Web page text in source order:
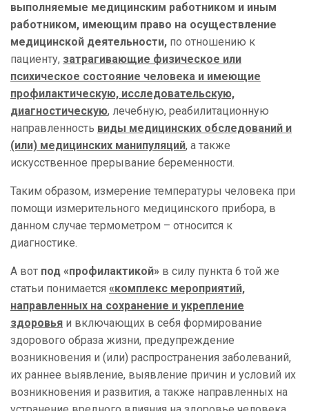
выполняемые медицинским работником и иным
работником, имеющим право на осуществление
медицинской деятельности, по отношению к
пациенту, затрагивающие физическое или
психическое состояние человека и имеющие
профилактическую, исследовательскую,
диагностическую, лечебную, реабилитационную
направленность виды медицинских обследований и
(или) медицинских манипуляций, а также
искусственное прерывание беременности.
Таким образом, измерение температуры человека при
помощи измерительного медицинского прибора, в
данном случае термометром – относится к
диагностике.
А вот под «профилактикой» в силу пункта 6 той же
статьи понимается «комплекс мероприятий,
направленных на сохранение и укрепление
здоровья и включающих в себя формирование
здорового образа жизни, предупреждение
возникновения и (или) распространения заболеваний,
их раннее выявление, выявление причин и условий их
возникновения и развития, а также направленных на